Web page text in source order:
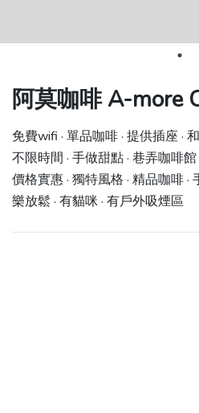
阿莫咖啡 A-more
免費wifi · 單品咖啡 · 提供插座 ·
不限時間 · 手做甜點 · 巷弄咖啡館
價格實惠 · 獨特風格 · 精品咖啡 ·
樂放鬆 · 有貓咪 · 有戶外吸煙區